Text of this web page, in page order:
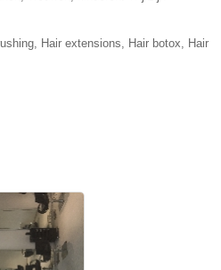
Hair extensions, Hair botox, Hair